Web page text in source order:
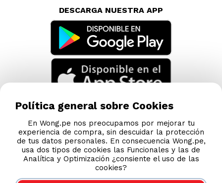
TAMBIÉN TE PUEDE INTERESAR
Nuestras Tiendas
Teléfonos
Políticas de Privacidad
Términos y Condiciones
Legales
Código de Ética
Política general sobre Cookies
En Wong.pe nos preocupamos por mejorar tu
experiencia de compra, sin descuidar la protección
de tus datos personales. En consecuencia Wong.pe,
usa dos tipos de cookies las Funcionales y las de
Analítica y Optimización ¿consiente el uso de las
cookies?